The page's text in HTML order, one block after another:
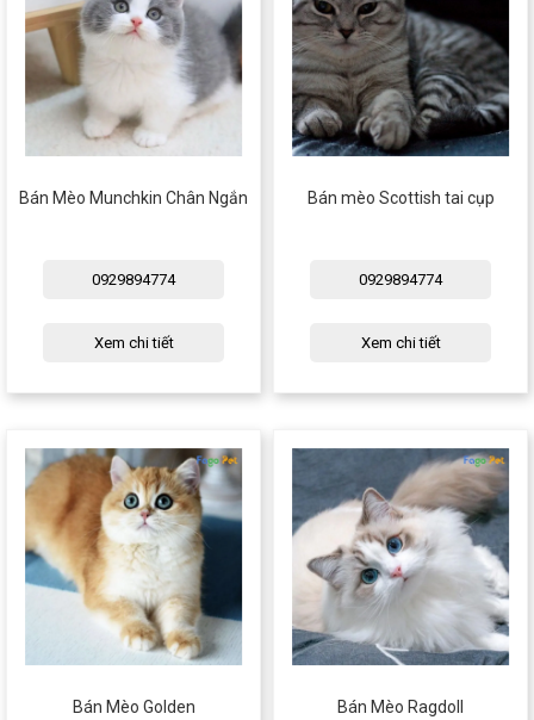
Bán Mèo Munchkin Chân Ngắn
0929894774
Xem chi tiết
Bán mèo Scottish tai cụp
0929894774
Xem chi tiết
Bán Mèo Golden Bán Mèo Ragdoll